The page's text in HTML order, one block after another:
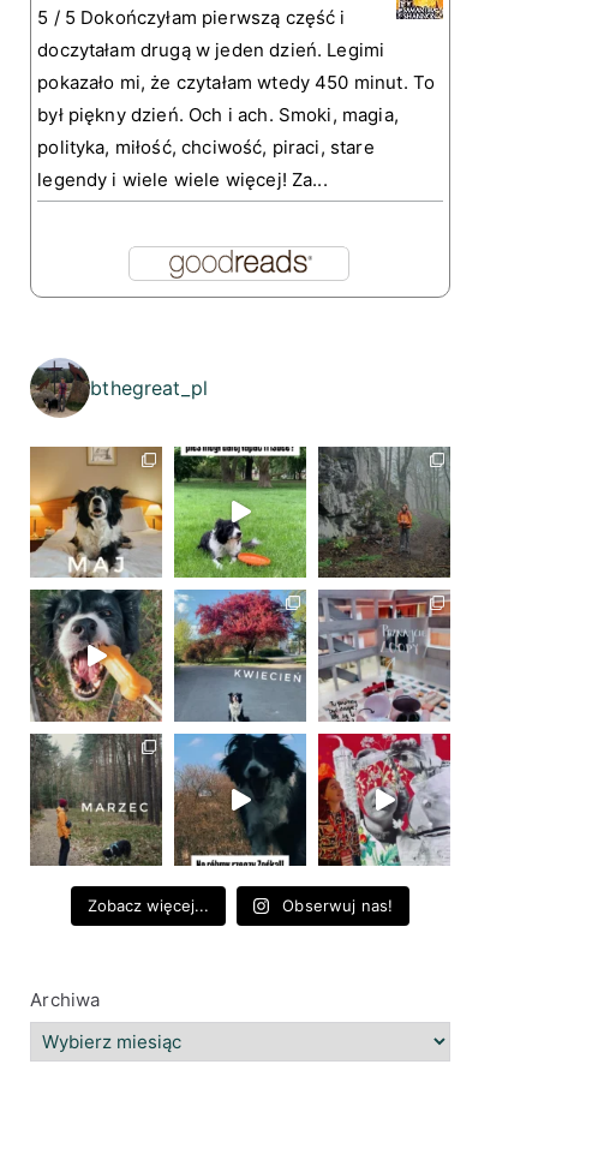
5 / 5 Dokończyłam pierwszą część i
doczytałam drugą w jeden dzień. Legimi
pokazało mi, że czytałam wtedy 450 minut. To
był piękny dzień. Och i ach. Smoki, magia,
polityka, miłość, chciwość, piraci, stare
legendy i wiele wiele więcej! Za...
bthegreat_pl
Zobacz więcej... Obserwuj nas!
Archiwa